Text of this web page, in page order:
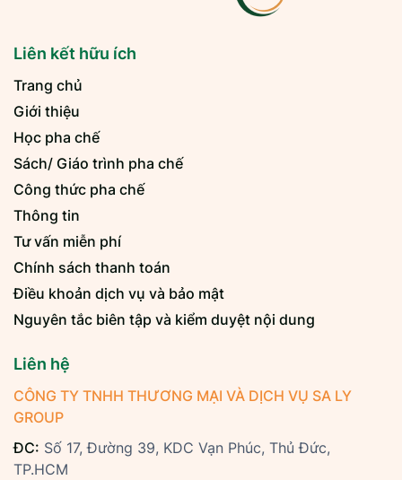
Liên kết hữu ích
Trang chủ
Giới thiệu
Học pha chế
Sách/ Giáo trình pha chế
Công thức pha chế
Thông tin
Tư vấn miễn phí
Chính sách thanh toán
Điều khoản dịch vụ và bảo mật
Nguyên tắc biên tập và kiểm duyệt nội dung
Liên hệ
CÔNG TY TNHH THƯƠNG MẠI VÀ DỊCH VỤ SA LY
GROUP
ĐC: Số 17, Đường 39, KDC Vạn Phúc, Thủ Đức,
TP.HCM